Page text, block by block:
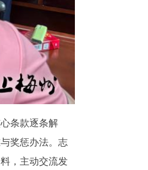
条款逐条解
奖惩办法。志
，主动交流发